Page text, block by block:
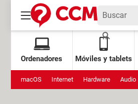
Ordenadores Móviles y tablets
macOS Internet Hardware Audio